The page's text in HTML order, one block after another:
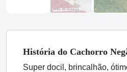
História do Cachorro
Super docil, brincalhão,